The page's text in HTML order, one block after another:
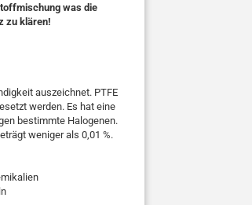
was die
zu klären!
auszeichnet. PTFE
werden. Es hat eine
bestimmte Halogenen.
weniger als 0,01 %.